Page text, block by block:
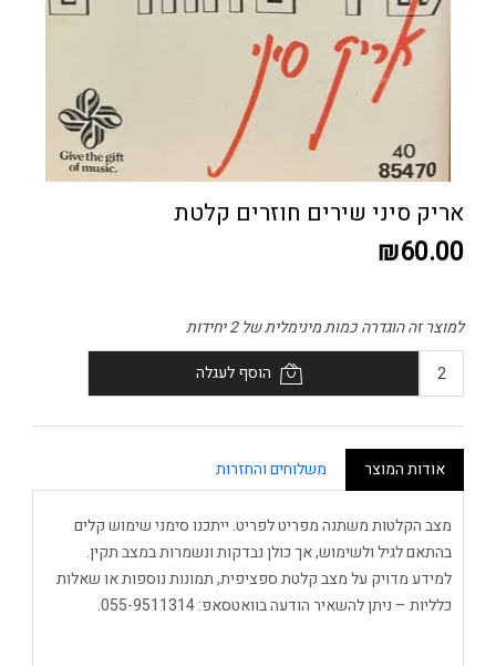
אריק סיני שירים חוזרים קלטת
₪60.00
למוצר זה הוגדרה כמות מינימלית של 2 יחידות
הוסף לעגלה
אודות המוצר משלוחים והחזרות
מצב הקלטות משתנה מפריט לפריט. ייתכנו סימני שימוש קלים
בהתאם לגיל ולשימוש, אך כולן נבדקות ונשמרות במצב תקין.
למידע מדויק על מצב קלטת ספציפית, תמונות נוספות או שאלות
כלליות – ניתן להשאיר הודעה בוואטסאפ: 055-9511314.